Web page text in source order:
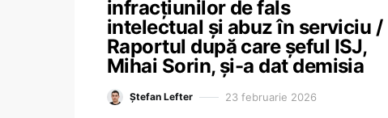
infracțiunilor de fals
intelectual și abuz în serviciu /
Raportul după care șeful ISJ,
Mihai Sorin, și-a dat demisia
Ștefan Lefter 23 februarie 2026